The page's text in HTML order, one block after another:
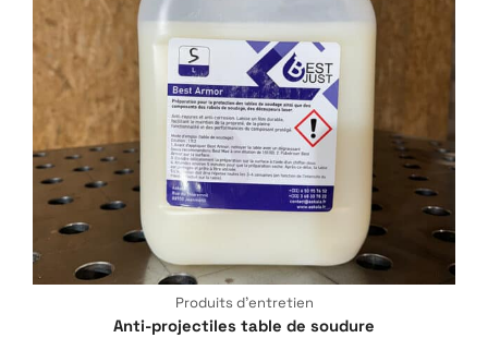
Produits d'entretien
Anti-projectiles table de soudure